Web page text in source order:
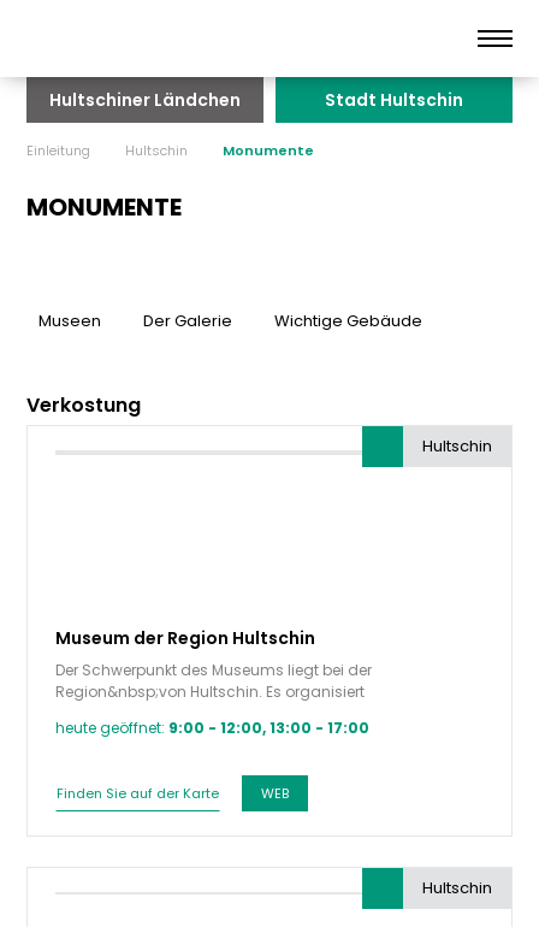
Hultschiner Ländchen Stadt Hultschin
Einleitung Hultschin Monumente
MONUMENTE
Museen Der Galerie Wichtige Gebäude
Verkostung
Hultschin
Museum der Region Hultschin
Der Schwerpunkt des Museums liegt bei der
Region&nbsp;von Hultschin. Es organisiert
heute geöffnet: 9:00 - 12:00, 13:00 - 17:00
Finden Sie auf der Karte WEB
Hultschin